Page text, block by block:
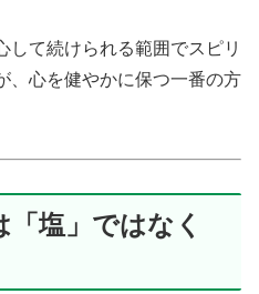
して続けられる範囲でスピリ
、心を健やかに保つ一番の方
塩」ではなく